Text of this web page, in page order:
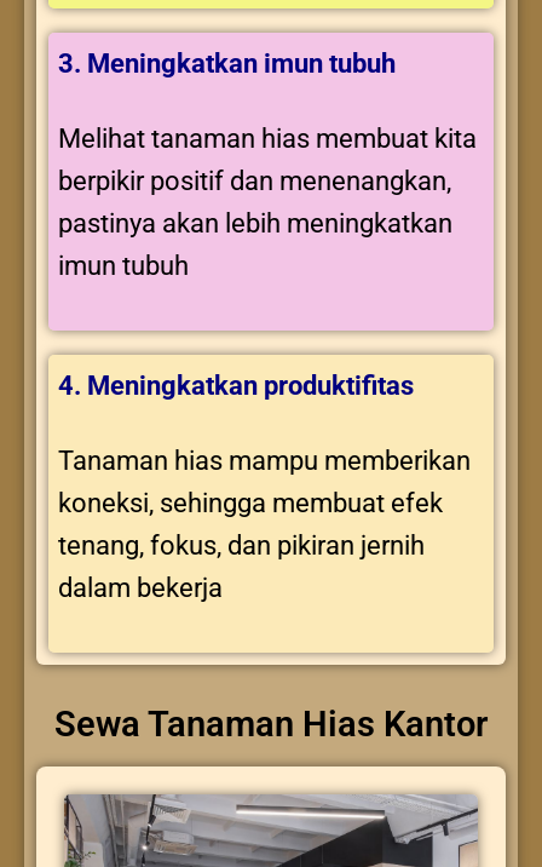
3. Meningkatkan imun tubuh
Melihat tanaman hias membuat kita
berpikir positif dan menenangkan,
pastinya akan lebih meningkatkan
imun tubuh
4. Meningkatkan produktifitas
Tanaman hias mampu memberikan
koneksi, sehingga membuat efek
tenang, fokus, dan pikiran jernih
dalam bekerja
Sewa Tanaman Hias Kantor